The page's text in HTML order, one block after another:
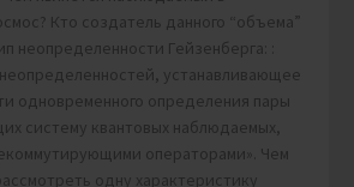
Кто создатель данного “объема”
неопределенности Гейзенберга: :
устанавливающее
одновременного определения пары
систему квантовых наблюдаемых,
операторами». Чем
одну характеристику